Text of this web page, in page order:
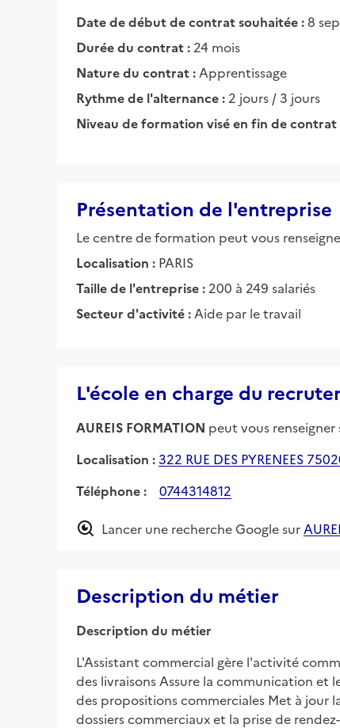
Date de début de contrat souhaitée :8
Durée du contrat : 24 mois
Nature du contrat : Apprentissage
Rythme de l'alternance : 2 jours / 3 jours
Niveau de formation visé en fin de contrat
Présentation de l'entreprise
Le centre de formation peut vous
Localisation : PARIS
Taille de l'entreprise : 200 à 249 salariés
Secteur d'activité : Aide par le travail
L'école en charge du
AUREIS FORMATION peut vous renseigner
Localisation :322 RUE DES PYRENEES
Téléphone :
0744314812
Lancer une recherche Google sur
Description du métier
Description du métier
L'Assistant commercial gère l'activité
des livraisons Assure la communication et
des propositions commerciales Met à jour
dossiers commerciaux et la prise de